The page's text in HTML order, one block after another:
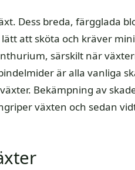
Dess breda, färgglada
att sköta och kräver
särskilt när
är alla vanliga
Bekämpning av
växten och sedan